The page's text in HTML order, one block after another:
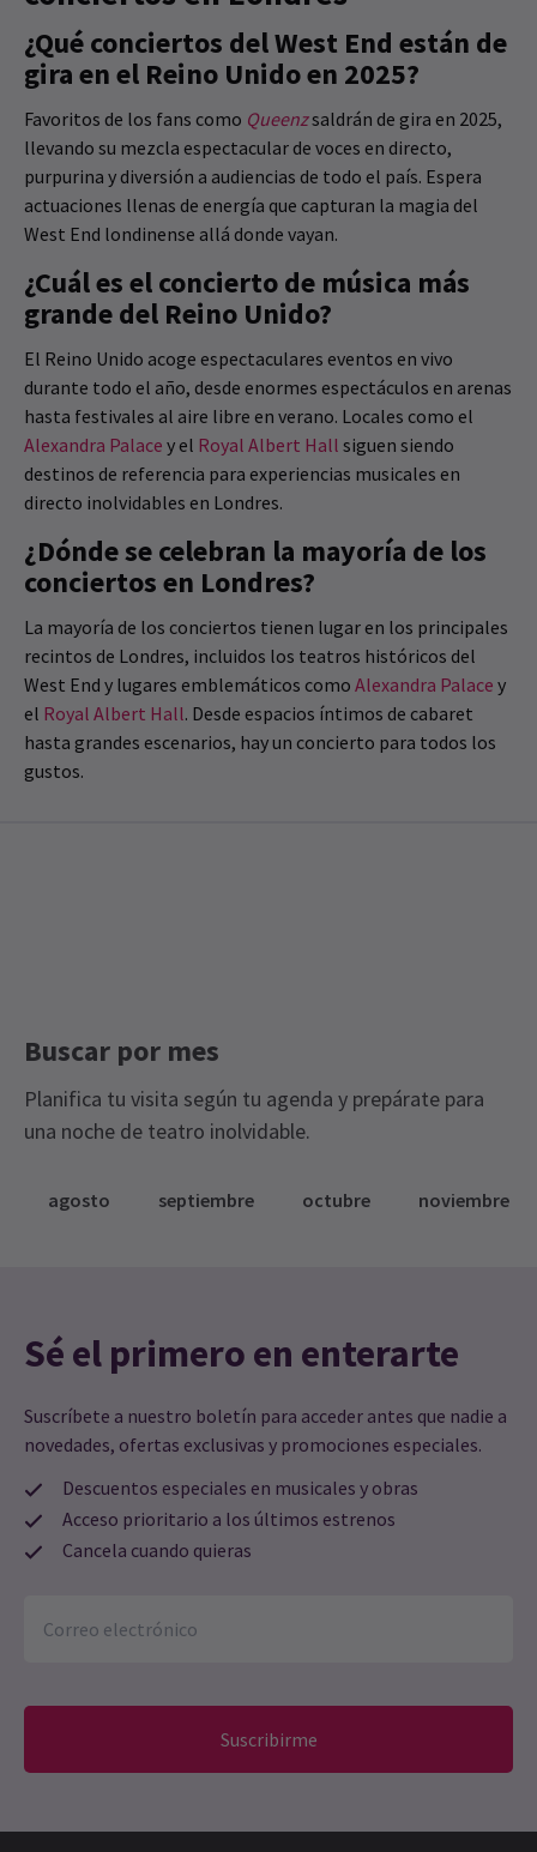
¿Qué conciertos del West End están de
gira en el Reino Unido en 2025?
Favoritos de los fans como Queenzsaldrán de gira en 2025,
llevando su mezcla espectacular de voces en directo,
purpurina y diversión a audiencias de todo el país. Espera
actuaciones llenas de energía que capturan la magia del
West End londinense allá donde vayan.
¿Cuál es el concierto de música más
grande del Reino Unido?
El Reino Unido acoge espectaculares eventos en vivo
durante todo el año, desde enormes espectáculos en arenas
hasta festivales al aire libre en verano. Locales como el
Alexandra Palace y el Royal Albert Hall siguen siendo
destinos de referencia para experiencias musicales en
directo inolvidables en Londres.
¿Dónde se celebran la mayoría de los
conciertos en Londres?
La mayoría de los conciertos tienen lugar en los principales
recintos de Londres, incluidos los teatros históricos del
West End y lugares emblemáticos como Alexandra Palace y
el Royal Albert Hall. Desde espacios íntimos de cabaret
hasta grandes escenarios, hay un concierto para todos los
gustos.
Buscar por mes
Planifica tu visita según tu agenda y prepárate para
una noche de teatro inolvidable.
agosto septiembre octubre noviembre
Sé el primero en enterarte
Suscríbete a nuestro boletín para acceder antes que nadie a
novedades, ofertas exclusivas y promociones especiales.
Descuentos especiales en musicales y obras
Acceso prioritario a los últimos estrenos
Cancela cuando quieras
Suscribirme